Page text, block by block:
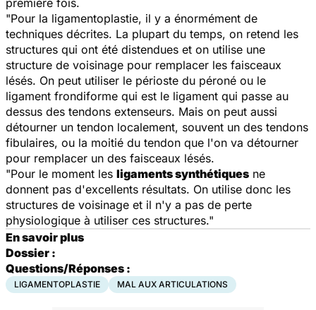
"Pour la ligamentoplastie, il y a énormément de
techniques décrites. La plupart du temps, on retend les
structures qui ont été distendues et on utilise une
structure de voisinage pour remplacer les faisceaux
lésés. On peut utiliser le périoste du péroné ou le
ligament frondiforme qui est le ligament qui passe au
dessus des tendons extenseurs. Mais on peut aussi
détourner un tendon localement, souvent un des tendons
fibulaires, ou la moitié du tendon que l'on va détourner
pour remplacer un des faisceaux lésés.
"Pour le moment les ligaments synthétiques ne
donnent pas d'excellents résultats. On utilise donc les
structures de voisinage et il n'y a pas de perte
physiologique à utiliser ces structures."
En savoir plus
Dossier :
Questions/Réponses :
LIGAMENTOPLASTIE MAL AUX ARTICULATIONS